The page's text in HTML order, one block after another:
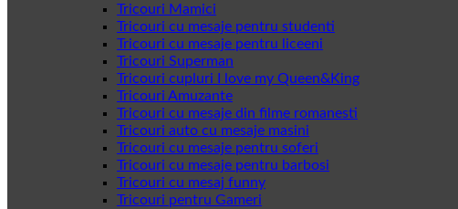
Tricouri Mamici
Tricouri cu mesaje pentru studenti
Tricouri cu mesaje pentru liceeni
Tricouri Superman
Tricouri cupluri I love my Queen&King
Tricouri Amuzante
Tricouri cu mesaje din filme romanesti
Tricouri auto cu mesaje masini
Tricouri cu mesaje pentru soferi
Tricouri cu mesaje pentru barbosi
Tricouri cu mesaj funny
Tricouri pentru Gameri